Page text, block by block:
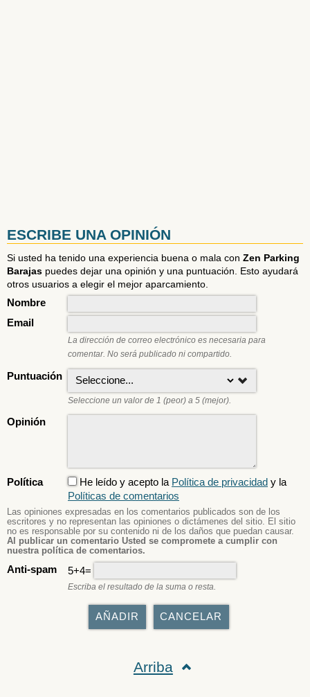
ESCRIBE UNA OPINIÓN
Si usted ha tenido una experiencia buena o mala con Zen Parking
Barajas puedes dejar una opinión y una puntuación. Esto ayudará
otros usuarios a elegir el mejor aparcamiento.
Nombre
Email
La dirección de correo electrónico es necesaria para
comentar. No será publicado ni compartido.
Puntuación
Seleccione un valor de 1 (peor) a 5 (mejor).
Opinión
Política He leído y acepto la Política de privacidad y la
Políticas de comentarios
Las opiniones expresadas en los comentarios publicados son de los
escritores y no representan las opiniones o dictámenes del sitio. El sitio
no es responsable por su contenido ni de los daños que puedan causar.
Al publicar un comentario Usted se compromete a cumplir con
nuestra política de comentarios.
Anti-spam 5+4=
Escriba el resultado de la suma o resta.
Arriba